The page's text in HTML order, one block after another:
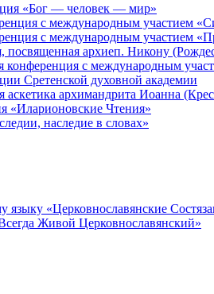
«Бог — человек — мир»
с международным участием
с международным участием
посвященная архиеп. Никону
конференция с международным
Сретенской духовной академии
архимандрита Иоанна
«Иларионовские Чтения»
наследие в словах»
«Церковнославянские
Живой Церковнославянский»